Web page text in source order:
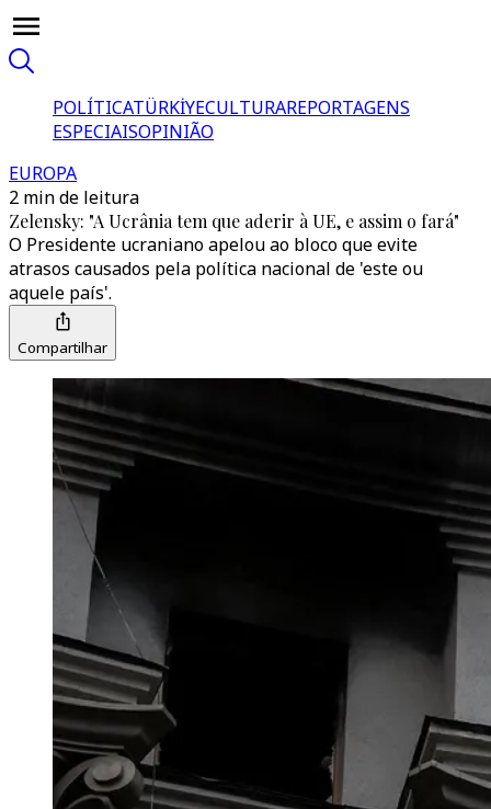
POLÍTICATÜRKİYECULTURAREPORTAGENS
ESPECIAISOPINIÃO
EUROPA
2 min de leitura
Zelensky: "A Ucrânia tem que aderir à UE, e assim o fará"
O Presidente ucraniano apelou ao bloco que evite
atrasos causados pela política nacional de 'este ou
aquele país'.
Compartilhar